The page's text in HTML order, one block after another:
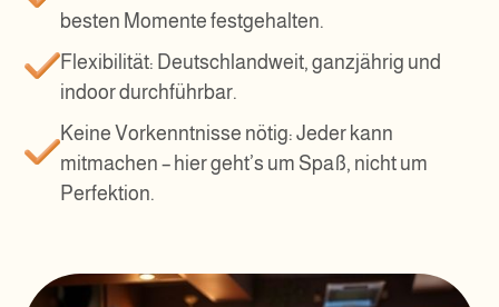
besten Momente festgehalten.
Flexibilität: Deutschlandweit, ganzjährig und
indoor durchführbar.
Keine Vorkenntnisse nötig: Jeder kann
mitmachen – hier geht’s um Spaß, nicht um
Perfektion.